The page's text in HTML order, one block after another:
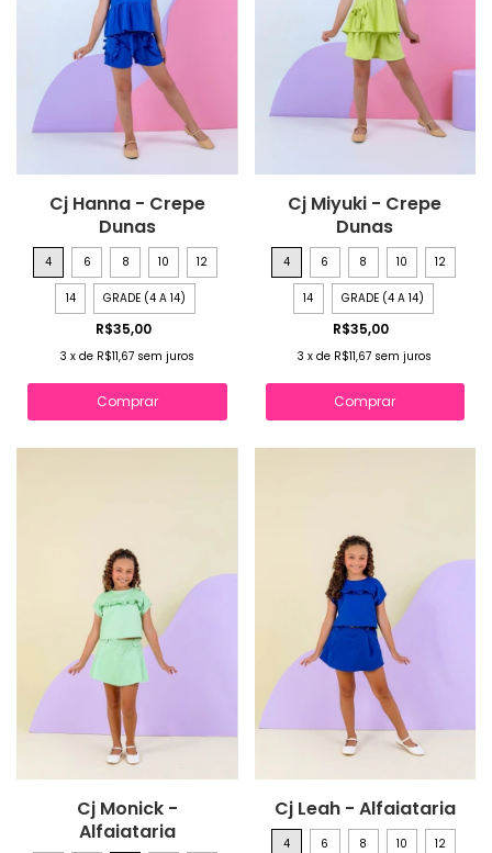
Cj Hanna - Crepe
Dunas
4 6 8 10 12
14 GRADE (4 A 14)
R$35,00
3 x de R$11,67 sem juros
Comprar
Cj Miyuki - Crepe
Dunas
4 6 8 10 12
14 GRADE (4 A 14)
R$35,00
3 xde R$11,67 sem juros
Comprar
Cj Monick -
Alfaiataria
Cj Leah - Alfaiataria
4 6 8 10 12